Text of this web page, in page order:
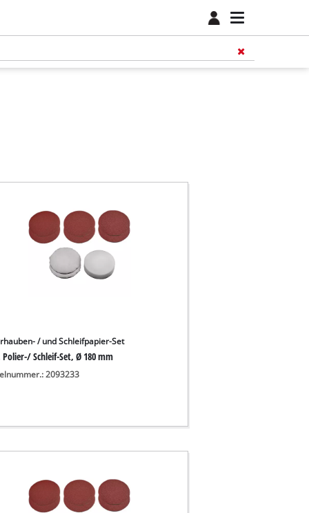
/ und Schleifpapier-Set
Schleif-Set, Ø 180 mm
2093233